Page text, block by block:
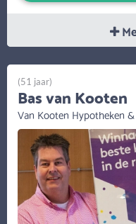
(51 jaar)
Bas van Kooten
Van Kooten Hypotheken